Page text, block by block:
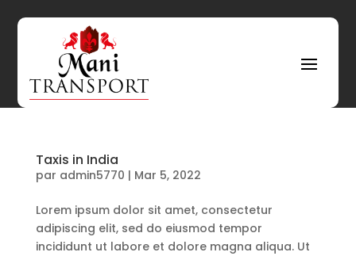
Taxis in India
par admin5770 | Mar 5, 2022
Lorem ipsum dolor sit amet, consectetur
adipiscing elit, sed do eiusmod tempor
incididunt ut labore et dolore magna aliqua. Ut